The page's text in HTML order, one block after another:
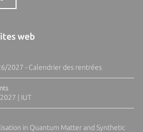
web
2027 - Calendrier des rentrées
| IUT
in Quantum Matter and Synthetic